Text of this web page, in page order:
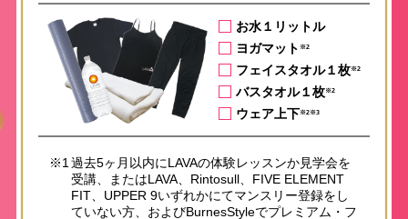
お水１リットル
ヨガマット ※2
フェイスタオル１枚※2
バスタオル１枚※2
ウェア上下※2※3
※1 過去5ヶ月以内にLAVAの体験レッスンか見学会を
受講、またはLAVA、Rintosull、FIVE ELEMENT
FIT、UPPER 9いずれかにてマンスリー登録をし
ていない方、およびBurnesStyleでプレミアム・フ